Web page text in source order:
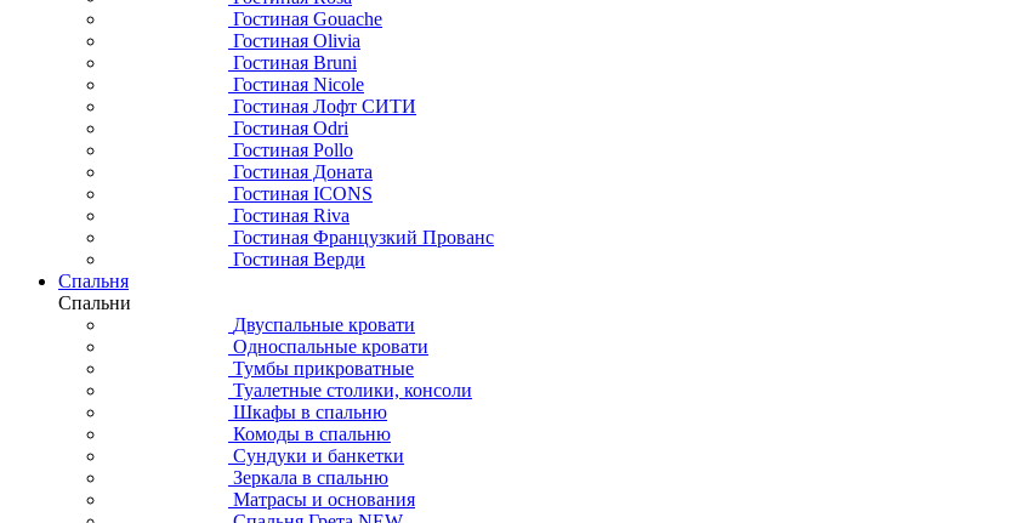
Гостиная Gouache
Гостиная Olivia
Гостиная Bruni
Гостиная Nicole
Гостиная Лофт СИТИ
Гостиная Odri
Гостиная Pollo
Гостиная Доната
Гостиная ICONS
Гостиная Riva
Гостиная Французкий Прованс
Гостиная Верди
Спальня
Спальни
Двуспальные кровати
Односпальные кровати
Тумбы прикроватные
Туалетные столики, консоли
Шкафы в спальню
Комоды в спальню
Сундуки и банкетки
Зеркала в спальню
Матрасы и основания